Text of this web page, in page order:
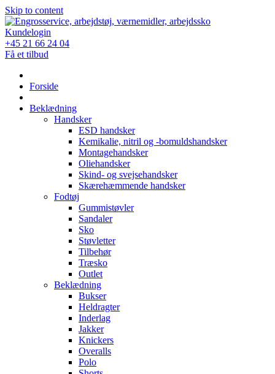
Skip to content
Kundelogin
+45 21 66 24 04
Få et tilbud
Forside
Beklædning
Handsker
ESD handsker
Kemikalie, nitril og -bomuldshandsker
Montagehandsker
Oliehandsker
Skind- og svejsehandsker
Skærehæmmende handsker
Fodtøj
Gummistøvler
Sandaler
Sko
Støvletter
Tilbehør
Træsko
Outlet
Beklædning
Bukser
Heldragter
Inderlag
Jakker
Knickers
Overalls
Polo